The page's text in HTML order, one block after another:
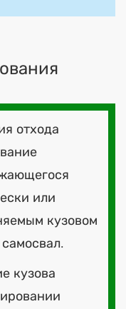
отхода
или
кузовом
кузова